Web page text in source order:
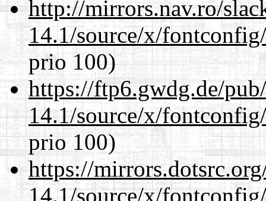
http://mirrors.nav.ro/
14.1/source/x/
prio 100)
https://ftp6.gwdg.de/
14.1/source/x/
prio 100)
https://
14.1/source/x/